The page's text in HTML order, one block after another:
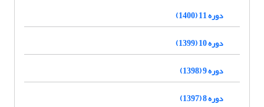
دوره 11 (1400)
دوره 10 (1399)
دوره 9 (1398)
دوره 8 (1397)